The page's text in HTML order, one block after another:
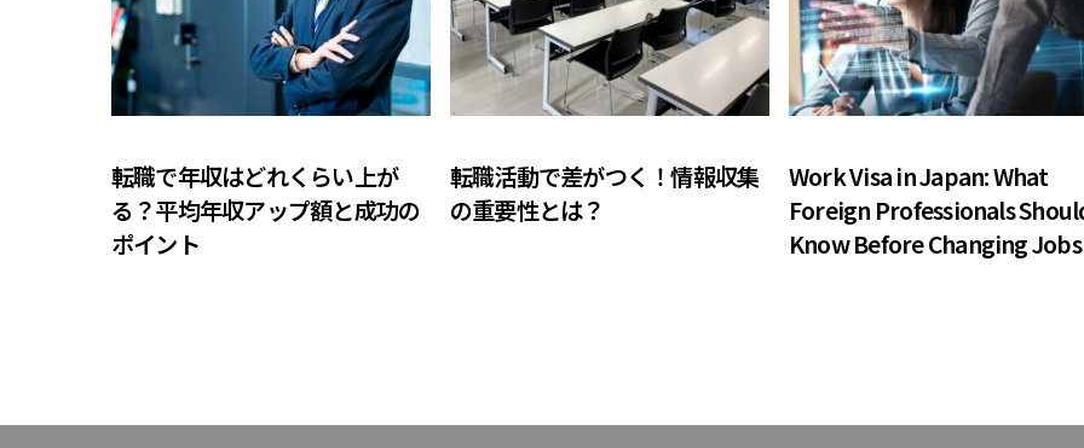
転職で年収はどれくらい上が
る？平均年収アップ額と成功の
ポイント
転職活動で差がつく！情報収集
の重要性とは？
Work Visa in Japan: What
Foreign Professionals
Know Before Changing Jobs